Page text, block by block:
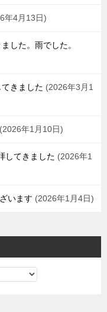
年4月13日
した。雨でした。
きました
2026年3月1
2026年1月10日
してきました
2026年1
います 2026年1月4日